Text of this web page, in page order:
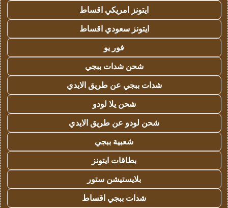
ايتونز امريكي اقساط
ايتونز سعودي اقساط
فور يو
شحن شدات ببجي
شدات ببجي عن طريق الايدي
شحن يلا لودو
شحن لودو عن طريق الايدي
شعبية ببجي
بطاقات ايتونز
بلايستيشن ستور
شدات ببجي اقساط